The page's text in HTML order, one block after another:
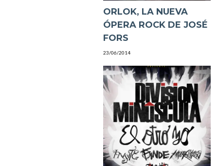
ORLOK, LA NUEVA
ÓPERA ROCK DE JOSÉ
FORS
23/06/2014